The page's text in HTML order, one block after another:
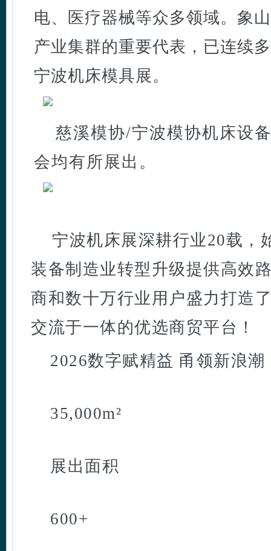
电、医疗器械等众多领域。象
产业集群的重要代表，已连续
宁波机床模具展。
慈溪模协/宁波模协机床设
会均有所展出。
宁波机床展深耕行业20载，
装备制造业转型升级提供高效
商和数十万行业用户盛力打造
交流于一体的优选商贸平台！
2026数字赋精益 甬领新浪潮
35,000m²
展出面积
600+